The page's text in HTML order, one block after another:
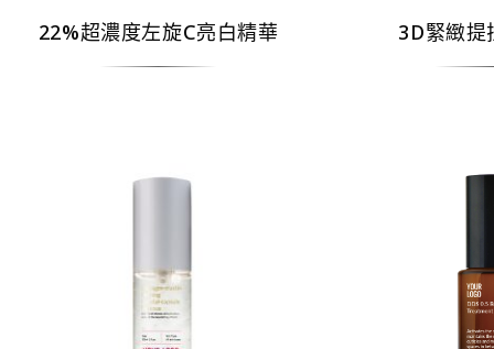
22%超濃度左旋C亮白精華 3D緊緻提